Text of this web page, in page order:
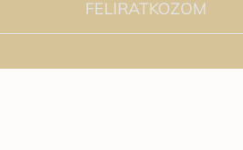
FELIRATKOZOM